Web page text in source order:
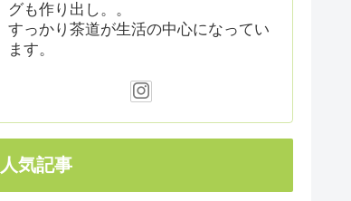
グも作り出し。。
すっかり茶道が生活の中心になってい
ます。
人気記事